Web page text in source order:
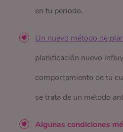
en tu periodo.
Un nuevo método de
planificación nuevo
comportamiento de tu
se trata de un método
Algunas condiciones